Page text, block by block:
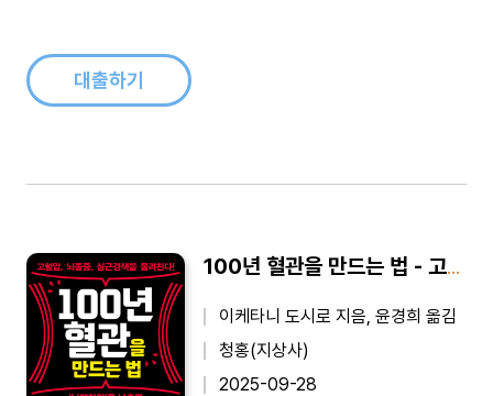
50~60대, ..
대출하기
100년 혈관을 만드는 법 - 고혈압, 뇌졸중, 심근경색을 물리친다!
이케타니 도시로 지음, 윤경희 옮김
청홍(지상사)
2025-09-28